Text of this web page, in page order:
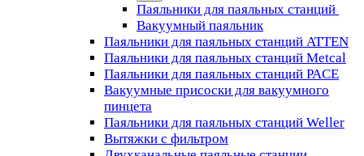
Паяльники для паяльных станций
Вакуумный паяльник
Паяльники для паяльных станций ATTEN
Паяльники для паяльных станций Metcal
Паяльники для паяльных станций PACE
Вакуумные присоски для вакуумного
пинцета
Паяльники для паяльных станций Weller
Вытяжки с фильтром